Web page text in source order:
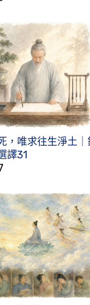
，唯求往生淨土｜
譯31